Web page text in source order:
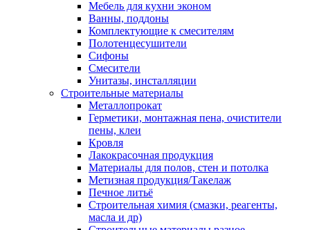
Мебель для кухни эконом
Ванны, поддоны
Комплектующие к смесителям
Полотенцесушители
Сифоны
Смесители
Унитазы, инсталляции
Строительные материалы
Металлопрокат
Герметики, монтажная пена, очистители
пены, клеи
Кровля
Лакокрасочная продукция
Материалы для полов, стен и потолка
Метизная продукция/Такелаж
Печное литьё
Строительная химия (смазки, реагенты,
масла и др)